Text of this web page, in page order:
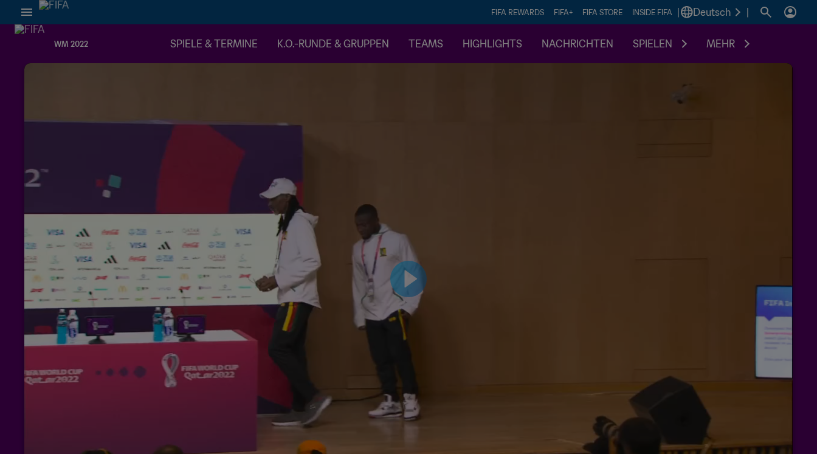
FIFA REWARDS FIFA+ FIFA STORE INSIDE FIFA Deutsch
WM 2022 SPIELE & TERMINE K.O.-RUNDE & GRUPPEN TEAMS HIGHLIGHTS NACHRICHTEN SPIELEN MEHR